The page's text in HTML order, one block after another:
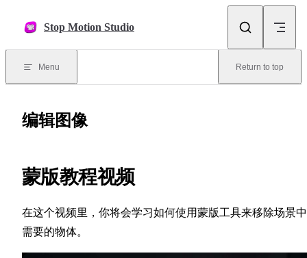
Stop Motion Studio
Menu Return to top
编辑图像
蒙版教程视频
在这个视频里，你将会学习如何使用蒙版工具来移除场景
需要的物体。